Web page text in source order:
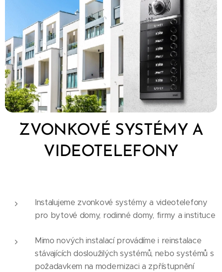
ZVONKOVÉ SYSTÉMY A
VIDEOTELEFONY
Instalujeme zvonkové systémy a videotelefony
pro bytové domy, rodinné domy, firmy a instituce
Mimo nových instalací provádíme i reinstalace
stávajících dosloužilých systémů, nebo systémů s
požadavkem na modernizaci a zpřístupnění